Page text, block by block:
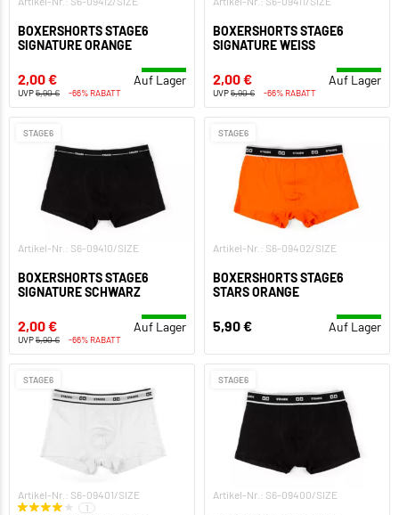
BOXERSHORTS STAGE6
SIGNATURE ORANGE
2,00 € Auf Lager
UVP5,90 € -66% RABATT
BOXERSHORTS STAGE6
SIGNATURE WEISS
2,00 € Auf Lager
UVP5,90 € -66% RABATT
STAGE6
Artikel-Nr.: S6-09410/SIZE
BOXERSHORTS STAGE6
SIGNATURE SCHWARZ
2,00 € Auf Lager
UVP5,90 € -66% RABATT
STAGE6
Artikel-Nr.: S6-09402/SIZE
BOXERSHORTS STAGE6
STARS ORANGE
5,90 € Auf Lager
STAGE6
Artikel-Nr.: S6-09401/SIZE
1
STAGE6
Artikel-Nr.: S6-09400/SIZE